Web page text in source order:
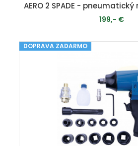
199,- €
PRIDAŤ DO KOŠÍKA
DOPRAVA ZADARMO